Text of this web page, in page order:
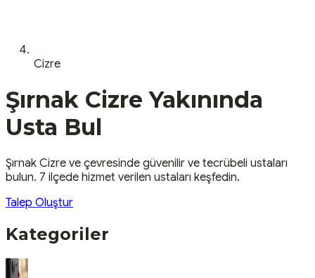
Cizre
Şırnak Cizre Yakınında
Usta Bul
Şırnak Cizre ve çevresinde güvenilir ve tecrübeli ustaları
bulun. 7 ilçede hizmet verilen ustaları keşfedin.
Talep Oluştur
Kategoriler